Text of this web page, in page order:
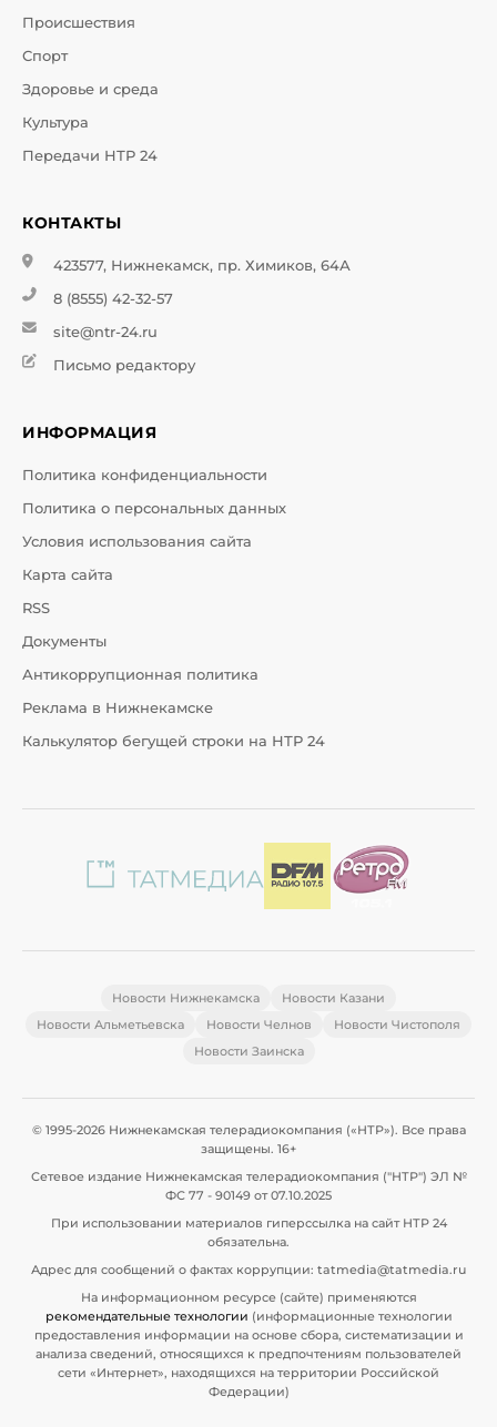
Происшествия
Спорт
Здоровье и среда
Культура
Передачи НТР 24
КОНТАКТЫ
423577, Нижнекамск, пр. Химиков, 64А
8 (8555) 42-32-57
site@ntr-24.ru
Письмо редактору
ИНФОРМАЦИЯ
Политика конфиденциальности
Политика о персональных данных
Условия использования сайта
Карта сайта
RSS
Документы
Антикоррупционная политика
Реклама в Нижнекамске
Калькулятор бегущей строки на НТР 24
Новости Нижнекамска
Новости Казани
Новости Альметьевска
Новости Челнов
Новости Чистополя
Новости Заинска
© 1995-2026 Нижнекамская телерадиокомпания («НТР»). Все права
защищены. 16+
Сетевое издание Нижнекамская телерадиокомпания ("НТР") ЭЛ №
ФС 77 - 90149 от 07.10.2025
При использовании материалов гиперссылка на сайт НТР 24
обязательна.
Адрес для сообщений о фактах коррупции: tatmedia@tatmedia.ru
На информационном ресурсе (сайте) применяются
рекомендательные технологии (информационные технологии
предоставления информации на основе сбора, систематизации и
анализа сведений, относящихся к предпочтениям пользователей
сети «Интернет», находящихся на территории Российской
Федерации)